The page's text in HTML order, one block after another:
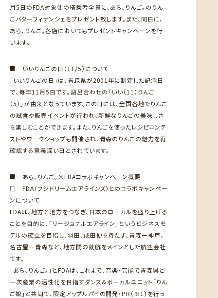
月5日のFDA対象便の搭乗者全員に、あら、りんご。のりん
ごバターフィナンシェをプレゼント致します。また、同日に、
あら、りんご。各店においてもプレゼントキャンペーンを行
います。
■ いいりんごの日（11/5）について
「いいりんごの日」は、青森県が2001年に制定した記念日
で、毎年11月5日です。語呂合わせの「いい（11）りんご
（5）」が由来となっています。この日には、全国各地でりんご
の試食や販売イベントが行われ、新鮮なりんごの美味しさ
を楽しむことができます。また、りんごを使ったレシピコンテ
ストやワークショップも開催され、青森のりんごの魅力を再
確認する意義深い日とされています。
■ あら、りんご。×FDAコラボキャンペーン概要
□ FDA（フジドリームエアラインズ）とのコラボキャンペー
ンについて
FDAは、地方と地方をつなぎ、日本のローカルを盛り上げる
ことを目的に、「リージョナルエアライン」というビジネスモ
デルの確立を目指し、羽田、成田便を持たず、青森ー神戸、
名古屋ー青森など、地方間の就航をメインとした航空会社
です。
「あら、りんご。」とFDAは、これまで、音楽・芸能で青森県と
一次産業の活性化を目指すダンス＆ボーカルユニット「りん
ご娘」と共同で、限定アップルパイの開発・PR（※1）を行っ